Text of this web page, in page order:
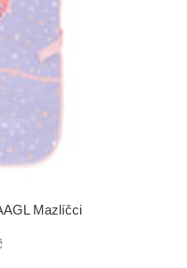
Mazlíčci